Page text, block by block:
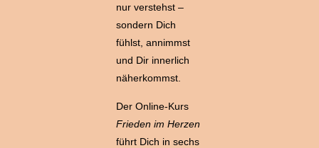
nur verstehst –
sondern Dich
fühlst, annimmst
und Dir innerlich
näherkommst.
Der Online-Kurs
Frieden im Herzen
führt Dich in sechs